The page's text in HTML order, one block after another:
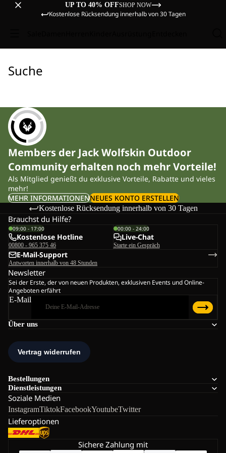
UP TO 40% OFFSHOP NOW
Kostenlose Rücksendung innerhalb von 30 Tagen
Suche
Members der Jack Wolfskin Outdoor
Community erhalten noch mehr Vorteile!
Als Mitglied genießt du exklusive Vorteile, Rabatte und vieles
mehr!
MEHR INFORMATIONENNEUES KONTO ERSTELLEN
Kostenlose Rücksendung innerhalb von 30 Tagen
Über uns
Bestellungen
Dienstleistungen
Soziale Medien
InstagramTiktokFacebookYoutubeTwitter
Lieferoptionen
Brauchst du Hilfe?
09:00 - 17:00
Kostenlose Hotline
00800 - 965 375 46
00:00 - 24:00
Live-Chat
Starte ein Gespräch
E-Mail-Support
Antworten innerhalb von 48 Stunden
Newsletter
Sei der Erste, der von neuen Produkten, exklusiven Events und Online-
Angeboten erfährt
E-Mail
Sichere Zahlung mit